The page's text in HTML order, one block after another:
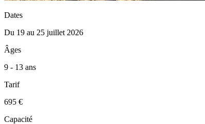
Dates
Du 19 au 25 juillet 2026
Âges
9 - 13 ans
Tarif
695 €
Capacité